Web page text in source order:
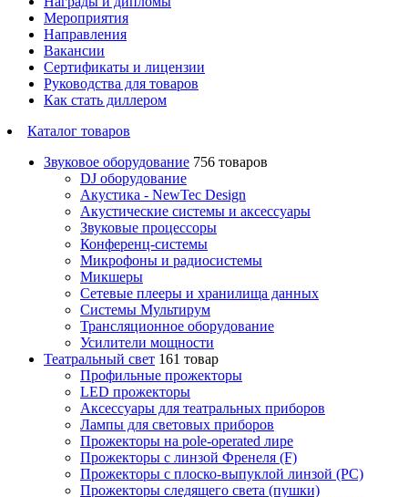
Мероприятия
Направления
Вакансии
Сертификаты и лицензии
Руководства для товаров
Как стать диллером
Каталог товаров
Звуковое оборудование 756 товаров
DJ оборудование
Акустика - NewTec Design
Акустические системы и аксессуары
Звуковые процессоры
Конференц-системы
Микрофоны и радиосистемы
Микшеры
Сетевые плееры и хранилища данных
Системы Мультирум
Трансляционное оборудование
Усилители мощности
Театральный свет 161 товар
Профильные прожекторы
LED прожекторы
Аксессуары для театральных приборов
Лампы для световых приборов
Прожекторы на pole-operated лире
Прожекторы с линзой Френеля (F)
Прожекторы с плоско-выпуклой линзой (PC)
Прожекторы следящего света (пушки)